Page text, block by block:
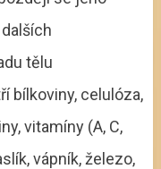
tělu
bílkoviny, celulóza,
vitamíny (A, C,
vápník, železo,